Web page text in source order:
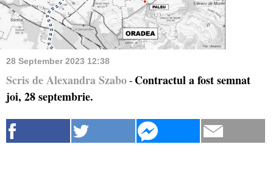
28 September 2023 12:38
Scris de Alexandra Szabo - Contractul a fost semnat
joi, 28 septembrie.